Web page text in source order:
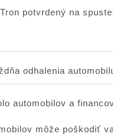
potvrdený na
odhalenia
automobilov a
môže poškodiť